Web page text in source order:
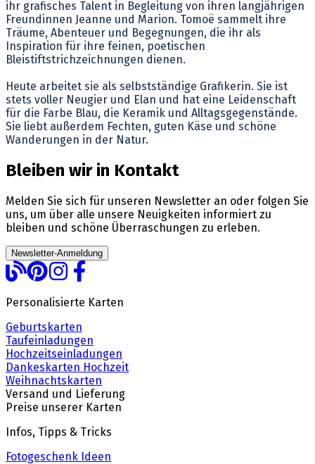
ihr grafisches Talent in Begleitung von ihren langjährigen
Freundinnen Jeanne und Marion. Tomoë sammelt ihre
Träume, Abenteuer und Begegnungen, die ihr als
Inspiration für ihre feinen, poetischen
Bleistiftstrichzeichnungen dienen.
Heute arbeitet sie als selbstständige Grafikerin. Sie ist
stets voller Neugier und Elan und hat eine Leidenschaft
für die Farbe Blau, die Keramik und Alltagsgegenstände.
Sie liebt außerdem Fechten, guten Käse und schöne
Wanderungen in der Natur.
Bleiben wir in Kontakt
Melden Sie sich für unseren Newsletter an oder folgen Sie
uns, um über alle unsere Neuigkeiten informiert zu
bleiben und schöne Überraschungen zu erleben.
Newsletter-Anmeldung
Personalisierte Karten
Geburtskarten
Taufeinladungen
Hochzeitseinladungen
Dankeskarten Hochzeit
Weihnachtskarten
Versand und Lieferung
Preise unserer Karten
Infos, Tipps & Tricks
Fotogeschenk Ideen